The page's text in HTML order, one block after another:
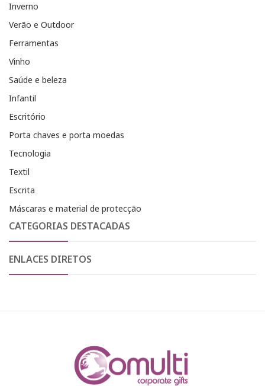
Inverno
Verão e Outdoor
Ferramentas
Vinho
Saúde e beleza
Infantil
Escritório
Porta chaves e porta moedas
Tecnologia
Textil
Escrita
Máscaras e material de protecção
CATEGORIAS DESTACADAS
ENLACES DIRETOS